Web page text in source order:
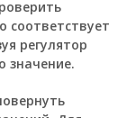
соответствует
регулятор
значение.